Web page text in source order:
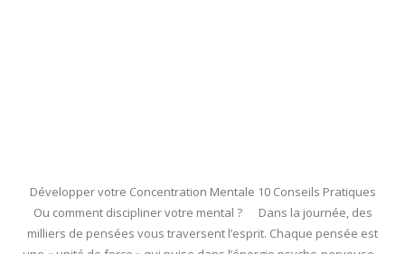
Développer votre Concentration Mentale 10 Conseils Pratiques
Ou comment discipliner votre mental ? Dans la journée, des
milliers de pensées vous traversent l’esprit. Chaque pensée est